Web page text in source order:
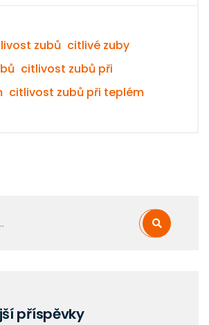
zubů citlivé zuby
citlivost zubů při
citlivost zubů při teplém
příspěvky